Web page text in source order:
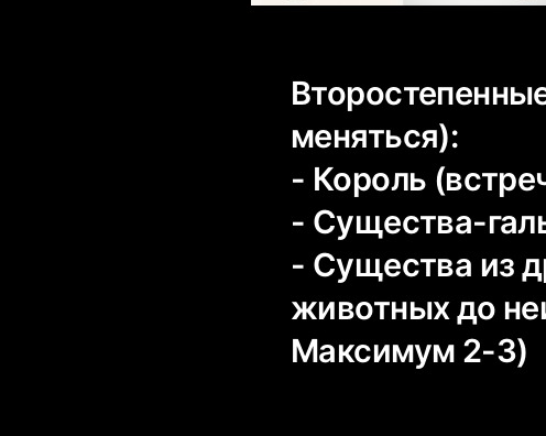
меняться):
- Король
- Существа-
- Существа из
животных до
Максимум 2-3)